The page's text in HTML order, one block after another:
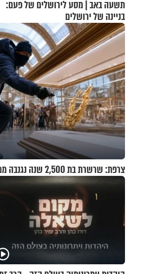
תשעה באב | מסע לירושלים של פעם:
בניינה של ירושלים
צרפת: שרשרת בת 2,500 שנה נגנבה ממוזיאון לאור היום